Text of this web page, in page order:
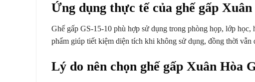
Ứng dụng thực tế của ghế gấp
Ghế gấp GS-15-10 phù hợp sử dụng trong phòng họp, lớp
phẩm giúp tiết kiệm diện tích khi không sử dụng, đồng thời vẫn
Lý do nên chọn ghế gấp Xuân Hòa